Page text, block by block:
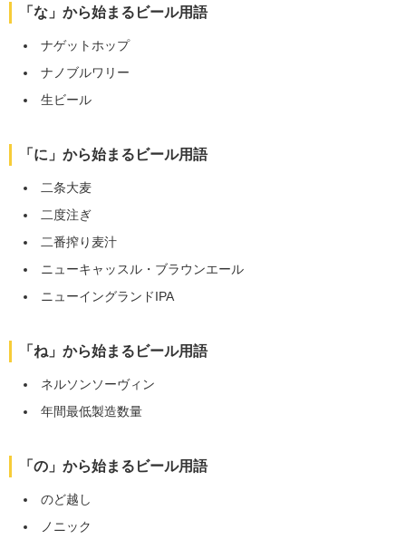
「な」から始まるビール用語
ナゲットホップ
ナノブルワリー
生ビール
「に」から始まるビール用語
二条大麦
二度注ぎ
二番搾り麦汁
ニューキャッスル・ブラウンエール
ニューイングランドIPA
「ね」から始まるビール用語
ネルソンソーヴィン
年間最低製造数量
「の」から始まるビール用語
のど越し
ノニック